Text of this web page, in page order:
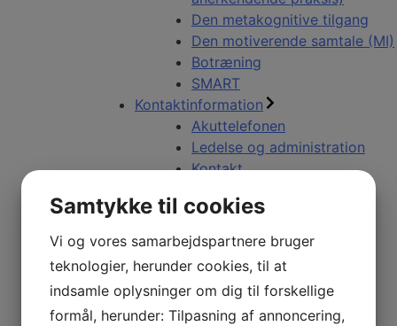
Den metakognitive tilgang
Den motiverende samtale (MI)
Botræning
SMART
Kontaktinformation
Akuttelefonen
Ledelse og administration
Kontakt
Lejlighed
Husorden
Botræning og madlavning
Aktivitet og fællesskab
Støtte og vejledning
Kost- og ernæringsvejleder
Samtykke til cookies
Vi og vores samarbejdspartnere bruger
teknologier, herunder cookies, til at
indsamle oplysninger om dig til forskellige
formål, herunder: Tilpasning af annoncering,